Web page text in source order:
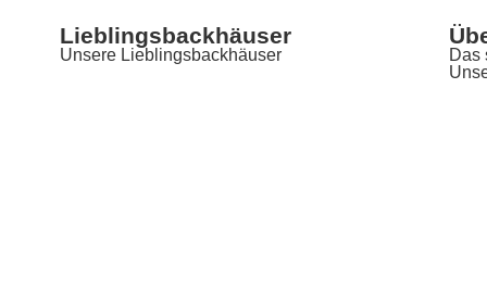
Lieblingsbackhäuser
Unsere Lieblingsbackhäuser
Das